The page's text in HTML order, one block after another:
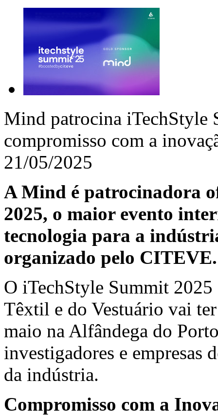
Mind patrocina iTechStyle
compromisso com a
21/05/2025
A Mind é patrocinadora
2025, o maior evento
tecnologia para a
organizado pelo CITEVE.
O iTechStyle Summit
Têxtil e do Vestuário vai
maio na Alfândega do
investigadores e empresas
da indústria.
Compromisso com a